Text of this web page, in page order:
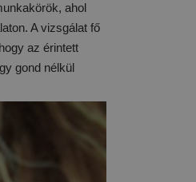
ahol
A vizsgálat fő
az érintett
gond nélkül